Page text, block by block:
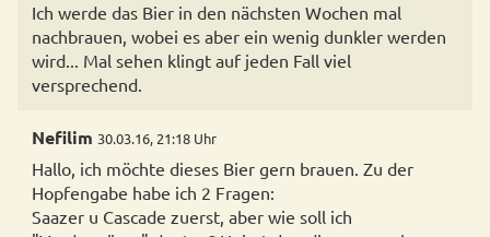
Ich werde das Bier in den nächsten Wochen mal
nachbrauen, wobei es aber ein wenig dunkler werden
wird... Mal sehen klingt auf jeden Fall viel
versprechend.
Nefilim 30.03.16, 21:18 Uhr
Hallo, ich möchte dieses Bier gern brauen. Zu der
Hopfengabe habe ich 2 Fragen:
Saazer u Cascade zuerst, aber wie soll ich